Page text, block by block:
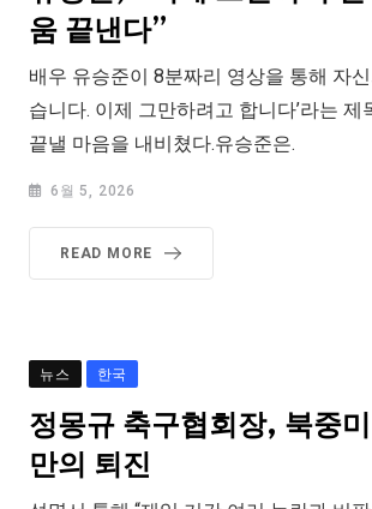
움 끝낸다”
배우 유승준이 8분짜리 영상을 통해 자
습니다. 이제 그만하려고 합니다’라는
끝낼 마음을 내비쳤다.유승준은.
6월 5, 2026
READ MORE
뉴스 한국
정몽규 축구협회장, 북중
만의 퇴진